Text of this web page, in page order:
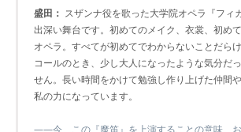
盛田： スザンナ役を歌った大学院オペラ『フィ
出深い舞台です。初めてのメイク、衣裳、初め
オペラ。すべてが初めてでわからないことだら
コールのとき、少し大人になったような気分だ
せん。長い時間をかけて勉強し作り上げた仲間
私の力になっています。